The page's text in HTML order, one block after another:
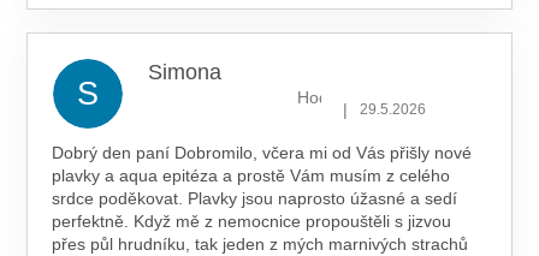
S
Simona
Hodnocení obchodu je 5 z 5
| 29.5.2026
Dobrý den paní Dobromilo, včera mi od Vás přišly nové
plavky a aqua epitéza a prostě Vám musím z celého
srdce poděkovat. Plavky jsou naprosto úžasné a sedí
perfektně. Když mě z nemocnice propouštěli s jizvou
přes půl hrudníku, tak jeden z mých marnivých strachů